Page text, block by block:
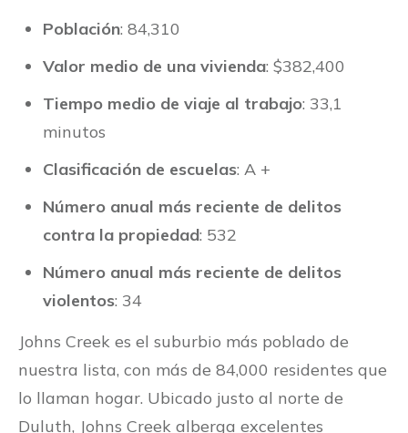
Población: 84,310
Valor medio de una vivienda: $382,400
Tiempo medio de viaje al trabajo: 33,1
minutos
Clasificación de escuelas: A +
Número anual más reciente de delitos
contra la propiedad: 532
Número anual más reciente de delitos
violentos: 34
Johns Creek es el suburbio más poblado de
nuestra lista, con más de 84,000 residentes que
lo llaman hogar. Ubicado justo al norte de
Duluth, Johns Creek alberga excelentes